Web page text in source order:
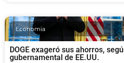
Economia
DOGE exageró sus ahorros,
gubernamental de EE.UU.